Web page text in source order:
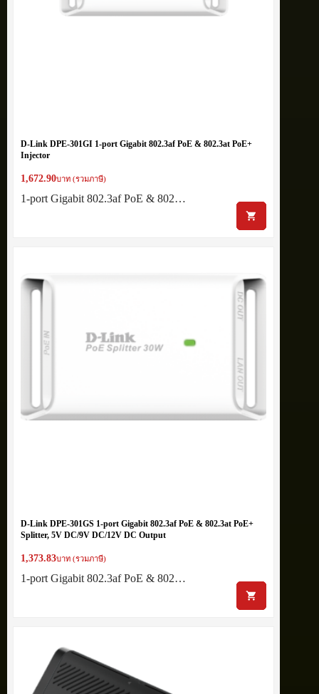
D-Link DPE-301GI 1-port Gigabit 802.3af PoE & 802.3at PoE+
Injector
1,672.90บาท (รวมภาษี)
1-port Gigabit 802.3af PoE & 802…
D-Link DPE-301GS 1-port Gigabit 802.3af PoE & 802.3at PoE+
Splitter, 5V DC/9V DC/12V DC Output
1,373.83บาท (รวมภาษี)
1-port Gigabit 802.3af PoE & 802…